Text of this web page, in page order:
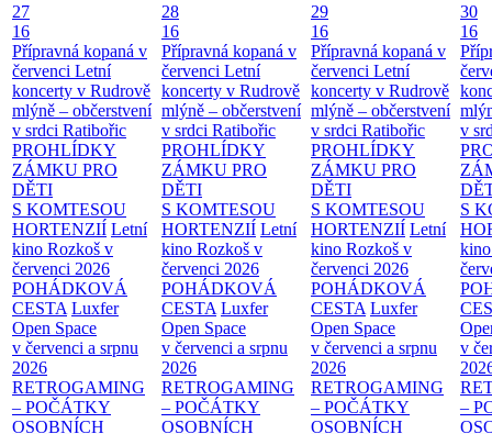
27
16
Přípravná kopaná v
červenci Letní
koncerty v Rudrově
mlýně – občerstvení
v srdci Ratibořic
PROHLÍDKY
ZÁMKU PRO
DĚTI
S KOMTESOU
HORTENZIÍ Letní
kino Rozkoš v
červenci 2026
POHÁDKOVÁ
CESTA Luxfer
Open Space
v červenci a srpnu
2026
RETROGAMING
– POČÁTKY
OSOBNÍCH
28
16
Přípravná kopaná v
červenci Letní
koncerty v Rudrově
mlýně – občerstvení
v srdci Ratibořic
PROHLÍDKY
ZÁMKU PRO
DĚTI
S KOMTESOU
HORTENZIÍ Letní
kino Rozkoš v
červenci 2026
POHÁDKOVÁ
CESTA Luxfer
Open Space
v červenci a srpnu
2026
RETROGAMING
– POČÁTKY
OSOBNÍCH
29
16
Přípravná kopaná v
červenci Letní
koncerty v Rudrově
mlýně – občerstvení
v srdci Ratibořic
PROHLÍDKY
ZÁMKU PRO
DĚTI
S KOMTESOU
HORTENZIÍ Letní
kino Rozkoš v
červenci 2026
POHÁDKOVÁ
CESTA Luxfer
Open Space
v červenci a srpnu
2026
RETROGAMING
– POČÁTKY
OSOBNÍCH
30
16
v
S
v
–